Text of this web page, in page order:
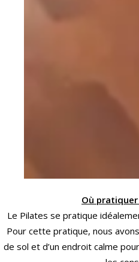
Où pratiquer
Le Pilates se pratique
Pour cette pratique, nous
de sol et d’un endroit calme